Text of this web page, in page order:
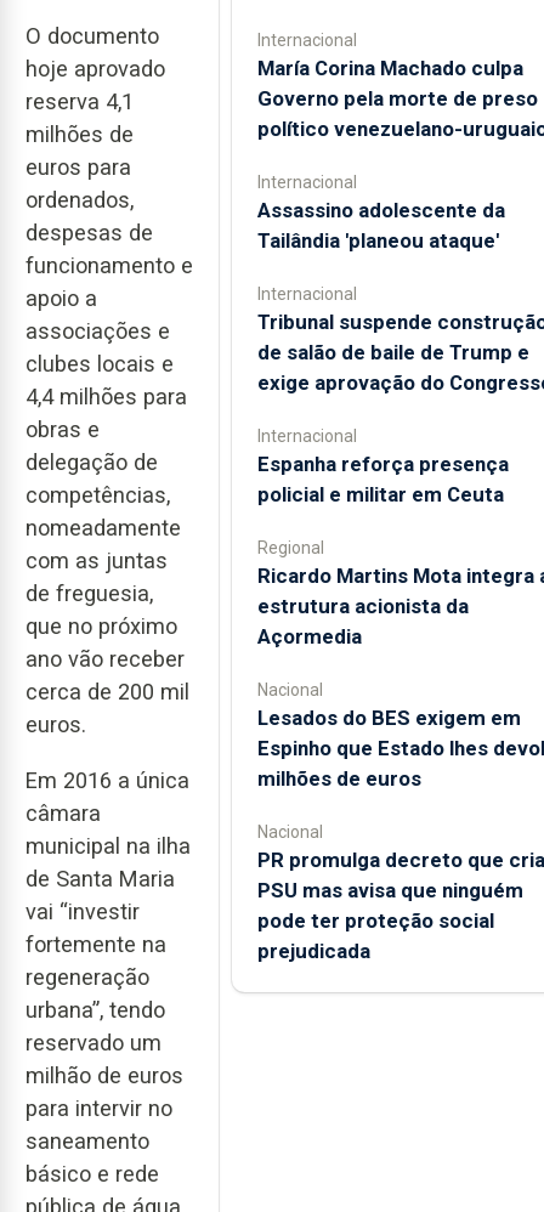
O documento
hoje aprovado
reserva 4,1
milhões de
euros para
ordenados,
despesas de
funcionamento e
apoio a
associações e
clubes locais e
4,4 milhões para
obras e
delegação de
competências,
nomeadamente
com as juntas
de freguesia,
que no próximo
ano vão receber
cerca de 200 mil
euros.
Em 2016 a única
câmara
municipal na ilha
de Santa Maria
vai “investir
fortemente na
regeneração
urbana”, tendo
reservado um
milhão de euros
para intervir no
saneamento
básico e rede
Internacional
María Corina Machado culpa
Governo pela morte de preso
político venezuelano-
Internacional
Assassino adolescente da
Tailândia 'planeou ataque'
Internacional
Tribunal suspende
de salão de baile de Trump e
exige aprovação do
Internacional
Espanha reforça presença
policial e militar em Ceuta
Regional
Ricardo Martins Mota integra
estrutura acionista da
Açormedia
Nacional
Lesados do BES exigem em
Espinho que Estado lhes
milhões de euros
Nacional
PR promulga decreto que cria
PSU mas avisa que ninguém
pode ter proteção social
prejudicada